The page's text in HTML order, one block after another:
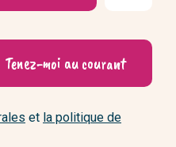
et la politique de
Tenez-moi au courant